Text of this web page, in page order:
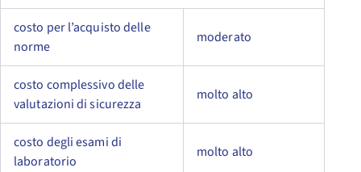
costo per l’acquisto delle
norme
moderato
costo complessivo delle
valutazioni di sicurezza
molto alto
costo degli esami di
laboratorio
molto alto